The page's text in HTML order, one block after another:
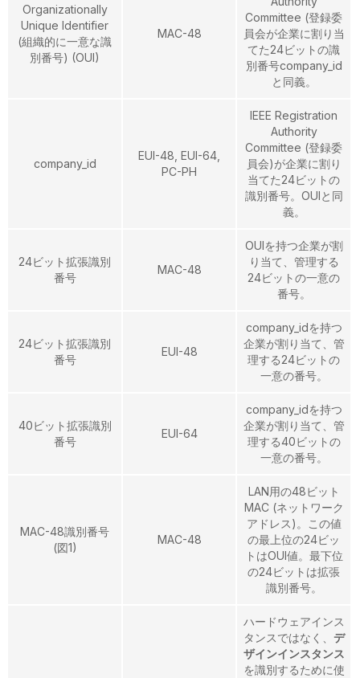
Organizationally
Unique Identifier
(組織的に一意な識
別番号) (OUI)
MAC-48
Committee (登録委
員会が企業に割り当
てた24ビットの識
別番号company_id
と同義。
company_id
EUI-48, EUI-64,
PC-PH
IEEE Registration
Authority
Committee (登録委
員会)が企業に割り
当てた24ビットの
識別番号。OUIと同
義。
24ビット拡張識別
番号
MAC-48
OUIを持つ企業が割
り当て、管理する
24ビットの一意の
番号。
24ビット拡張識別
番号
EUI-48
company_idを持つ
企業が割り当て、管
理する24ビットの
一意の番号。
40ビット拡張識別
番号
EUI-64
company_idを持つ
企業が割り当て、管
理する40ビットの
一意の番号。
MAC-48識別番号
(図1)
MAC-48
LAN用の48ビット
MAC (ネットワーク
アドレス)。この値
の最上位の24ビッ
トはOUI値。最下位
の24ビットは拡張
識別番号。
ハードウェアインス
タンスではなく、 デ
ザインインスタンス
を識別するために使